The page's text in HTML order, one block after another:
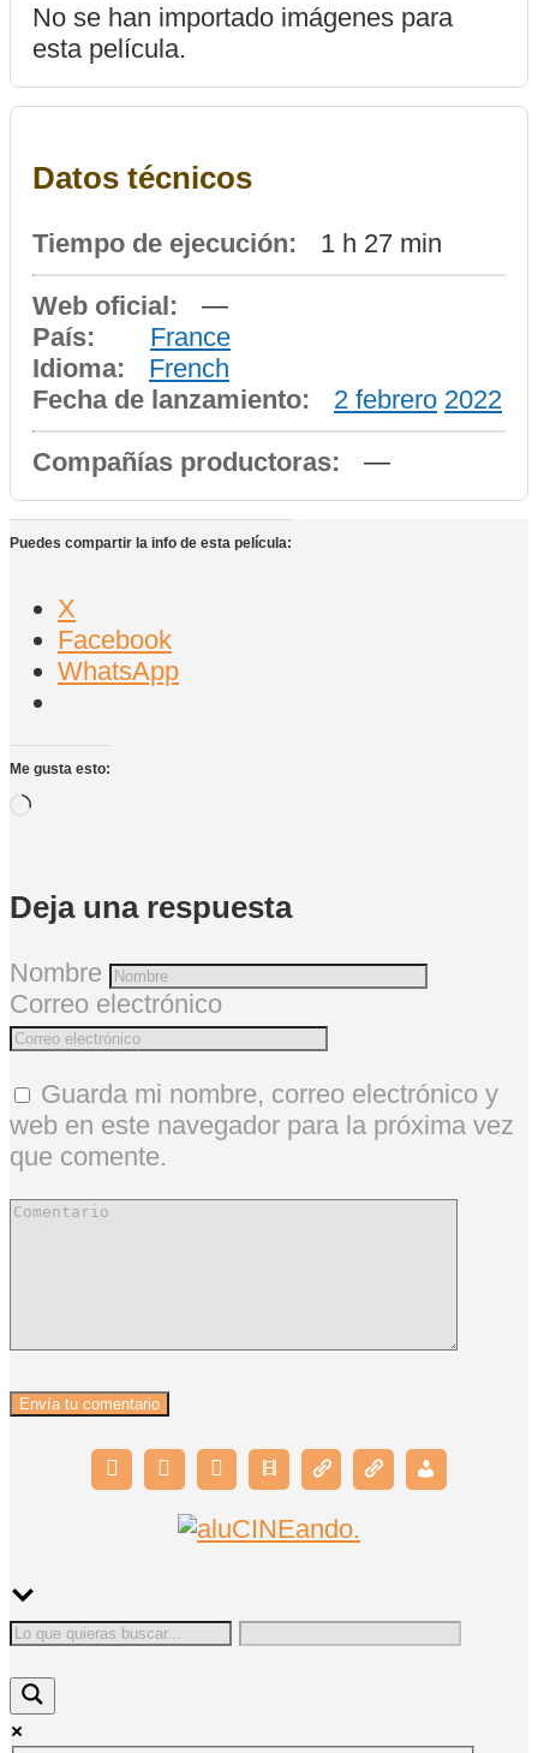
No se han importado imágenes para
esta película.
Datos técnicos
Tiempo de ejecución: 1 h 27 min
Web oficial:
—
País:
France
Idioma:
French
Fecha de lanzamiento:
2 febrero 2022
Compañías productoras: —
Puedes compartir la info de esta película:
X
Facebook
WhatsApp
Me gusta esto:
Cargando...
Deja una respuesta
Nombre
Correo electrónico
Guarda mi nombre, correo electrónico y
web en este navegador para la próxima vez
que comente.